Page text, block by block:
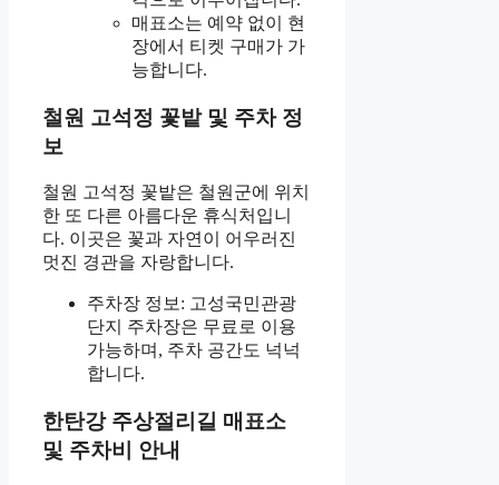
매표소는 예약 없이 현
장에서 티켓 구매가 가
능합니다.
철원 고석정 꽃밭 및 주차 정
보
철원 고석정 꽃밭은 철원군에 위치
한 또 다른 아름다운 휴식처입니
다. 이곳은 꽃과 자연이 어우러진
멋진 경관을 자랑합니다.
주차장 정보: 고성국민관광
단지 주차장은 무료로 이용
가능하며, 주차 공간도 넉넉
합니다.
한탄강 주상절리길 매표소
및 주차비 안내